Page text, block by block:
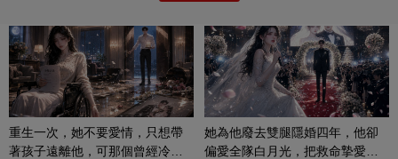
重生一次，她不要愛情，只想帶
著孩子遠離他，可那個曾經冷漠
她為他廢去雙腿隱婚四年，他卻
偏愛全隊白月光，把救命摯愛當